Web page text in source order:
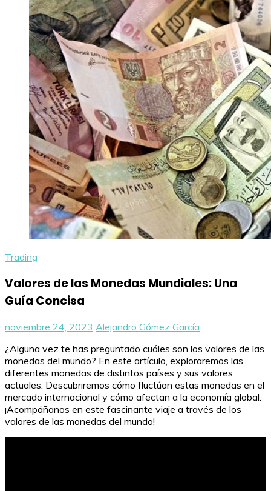
Trading
Valores de las Monedas Mundiales: Una
Guía Concisa
noviembre 24, 2023 Alejandro Gómez García
¿Alguna vez te has preguntado cuáles son los valores de las
monedas del mundo? En este artículo, exploraremos las
diferentes monedas de distintos países y sus valores
actuales. Descubriremos cómo fluctúan estas monedas en el
mercado internacional y cómo afectan a la economía global.
¡Acompáñanos en este fascinante viaje a través de los
valores de las monedas del mundo!